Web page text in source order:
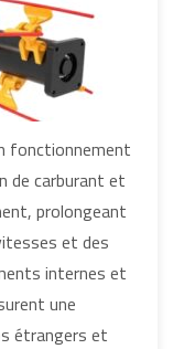
fonctionnement
de carburant et
prolongeant
et des
internes et
une
étrangers et